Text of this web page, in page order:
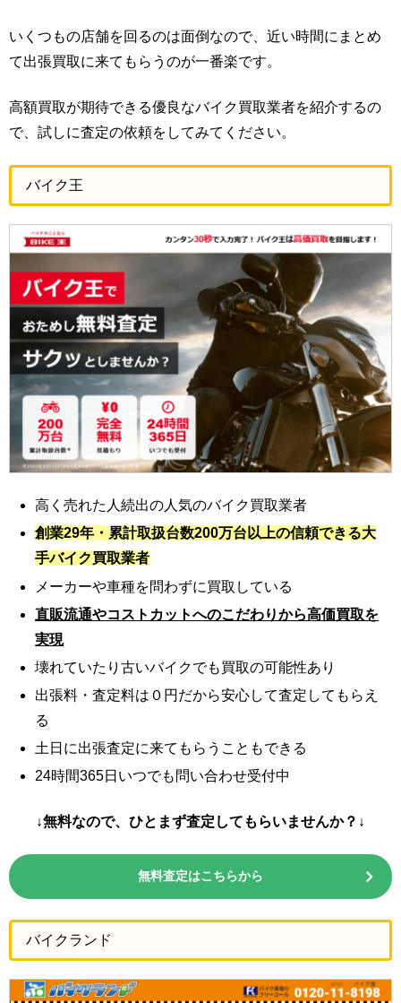
いくつもの店舗を回るのは面倒なので、近い時間にまとめ
て出張買取に来てもらうのが一番楽です。
高額買取が期待できる優良なバイク買取業者を紹介するの
で、試しに査定の依頼をしてみてください。
バイク王
高く売れた人続出の人気のバイク買取業者
創業29年・累計取扱台数200万台以上の信頼できる大
手バイク買取業者
メーカーや車種を問わずに買取している
直販流通やコストカットへのこだわりから高価買取を
実現
壊れていたり古いバイクでも買取の可能性あり
出張料・査定料は０円だから安心して査定してもらえ
る
土日に出張査定に来てもらうこともできる
24時間365日いつでも問い合わせ受付中
↓無料なので、ひとまず査定してもらいませんか？↓
無料査定はこちらから
バイクランド